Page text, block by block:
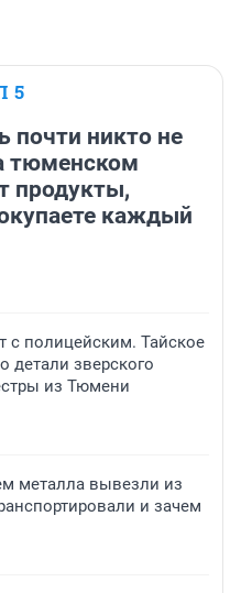
5
почти никто не
тюменском
продукты,
каждый
с полицейским. Тайское
детали зверского
из Тюмени
металла вывезли из
и зачем